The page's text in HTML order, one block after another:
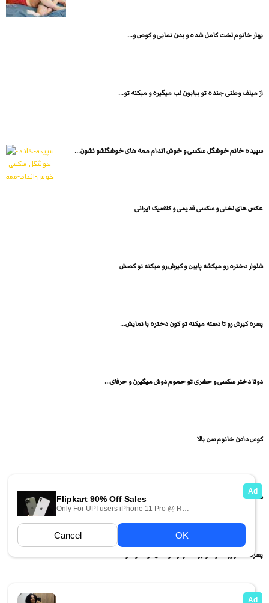
بهار خانوم لخت کامل شده و بدن نمایی و کوص و...
از میلف وطنی جنده تو بیابون لب میگیره و میکنه تو...
سپیده خانم خوشگل سکسی و خوش اندام ممه های خوشگلشو نشون...
عکس های لختی و سکسی قدیمی و کلاسیک ایرانی
شلوار دختره رو میکشه پایین و کیرش رو میکنه تو کصش
پسره کیرش رو تا دسته میکنه تو کون دختره با نمایش...
دوتا دختر سکسی و حشری تو حموم دوش میگیرن و حرفای...
کوس دادن خانوم سن بالا
سکس به صورت داگی استایل با یک زن حشری و کون...
پسره دختر رو دمر خوابونده و از موهاش گرفته و داره...